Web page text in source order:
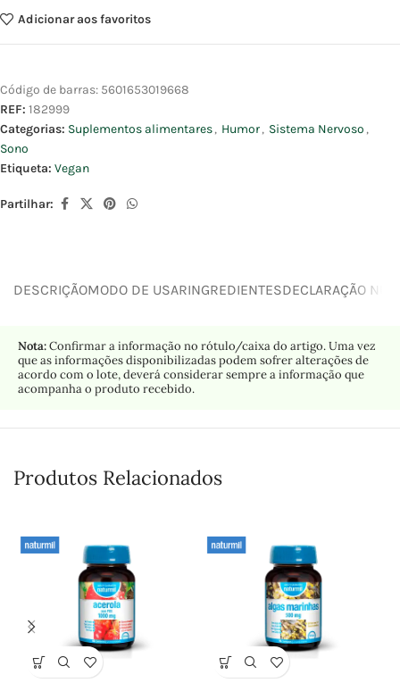
Adicionar aos favoritos
Código de barras: 5601653019668
REF: 182999
Categorias: Suplementos alimentares, Humor, Sistema Nervoso ,
Sono
Etiqueta: Vegan
Partilhar:
DESCRIÇÃOMODO DE USARINGREDIENTESDECLARAÇÃO
Nota:Confirmar a informação no rótulo/caixa do artigo. Uma vez
que as informações disponibilizadas podem sofrer alterações de
acordo com o lote, deverá considerar sempre a informação que
acompanha o produto recebido.
Produtos Relacionados